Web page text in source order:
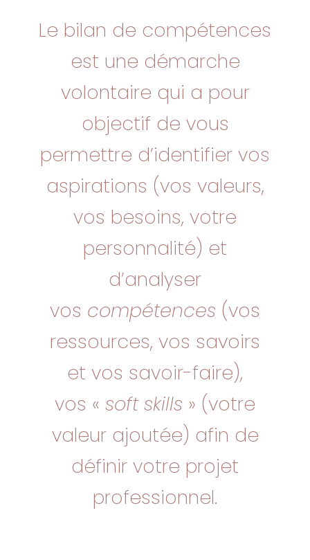
Le bilan de compétences
est une démarche
volontaire qui a pour
objectif de vous
permettre d’identifier vos
aspirations (vos valeurs,
vos besoins, votre
personnalité) et
d’analyser
vos compétences (vos
ressources, vos savoirs
et vos savoir-faire),
vos « soft skills » (votre
valeur ajoutée) afin de
définir votre projet
professionnel.